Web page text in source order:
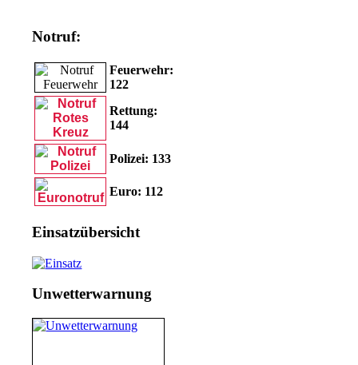
Notruf:
Feuerwehr:
122
Rettung:
144
Polizei: 133
Euro: 112
Einsatzübersicht
Unwetterwarnung